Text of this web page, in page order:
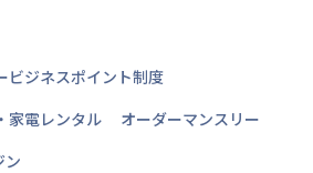
ビジネスポイント制度
家電レンタル
オーダーマンスリー
ン